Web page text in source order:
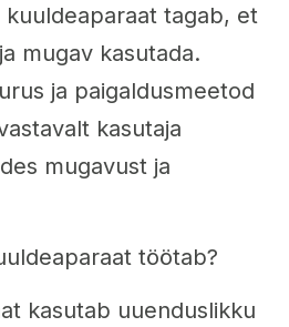
kuuldeaparaat tagab, et
mugav kasutada.
ja paigaldusmeetod
kasutaja
mugavust ja
töötab?
kasutab uuenduslikku